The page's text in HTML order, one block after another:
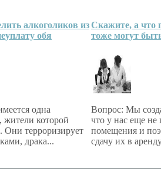
алкоголиков из
обя
одна
жители которой
терроризирует
драка...
Скажите, а что
тоже могут
Вопрос: Мы
что у нас еще
помещения и
сдачу их в